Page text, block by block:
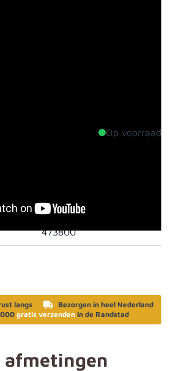
Op voorraad
Deursloten en sluitingen
473800
langs
Bezorgen in heel Nederland
gratis verzenden in de Randstad
afmetingen